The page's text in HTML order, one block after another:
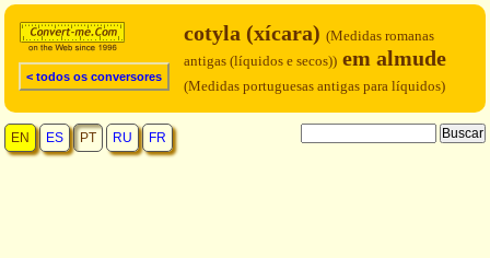
< todos os conversores
cotyla (xícara) (Medidas romanas
antigas (líquidos e secos)) em almude
(Medidas portuguesas antigas para líquidos)
EN ES PT RU FR